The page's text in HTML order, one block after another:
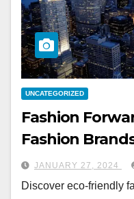
UNCATEGORIZED
Fashion
Fashion
JANUARY 27, 2024
Discover eco-friendly